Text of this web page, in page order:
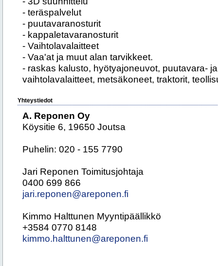
- teräspalvelut
- puutavaranosturit
- kappaletavaranosturit
- Vaihtolavalaitteet
- Vaa'at ja muut alan tarvikkeet.
- raskas kalusto, hyötyajoneuvot, puutavara-
vaihtolavalaitteet, metsäkoneet, traktorit,
Yhteystiedot
A. Reponen Oy
Köysitie 6, 19650 Joutsa
Puhelin: 020 - 155 7790
Jari Reponen Toimitusjohtaja
0400 699 866
jari.reponen@areponen.fi
Kimmo Halttunen Myyntipäällikkö
+3584 0770 8148
kimmo.halttunen@areponen.fi